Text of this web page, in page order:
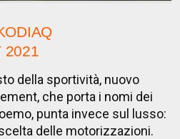
2021
della sportività, nuovo
che porta i nomi dei
punta invece sul lusso:
delle motorizzazioni.